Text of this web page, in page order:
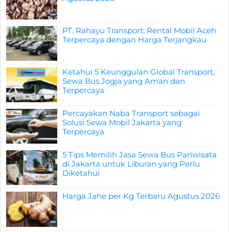
PT. Rahayu Transport: Rental Mobil Aceh
Terpercaya dengan Harga Terjangkau
Ketahui 5 Keunggulan Global Transport,
Sewa Bus Jogja yang Aman dan
Terpercaya
Percayakan Naba Transport sebagai
Solusi Sewa Mobil Jakarta yang
Terpercaya
5 Tips Memilih Jasa Sewa Bus Pariwisata
di Jakarta untuk Liburan yang Perlu
Diketahui
Harga Jahe per Kg Terbaru Agustus 2026